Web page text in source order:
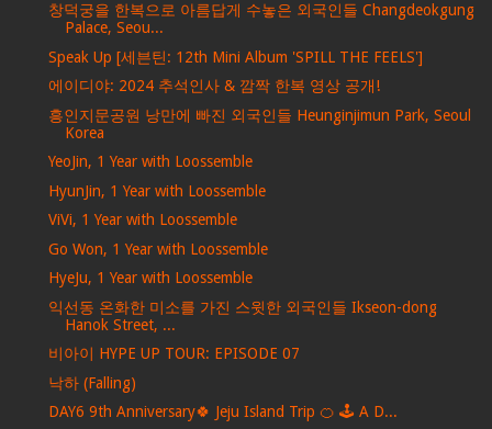
창덕궁을 한복으로 아름답게 수놓은 외국인들 Changdeokgung
Palace, Seou...
Speak Up [세븐틴: 12th Mini Album 'SPILL THE FEELS']
에이디야: 2024 추석인사 & 깜짝 한복 영상 공개!
흥인지문공원 낭만에 빠진 외국인들 Heunginjimun Park, Seoul
Korea
YeoJin, 1 Year with Loossemble
HyunJin, 1 Year with Loossemble
ViVi, 1 Year with Loossemble
Go Won, 1 Year with Loossemble
HyeJu, 1 Year with Loossemble
익선동 온화한 미소를 가진 스윗한 외국인들 Ikseon-dong
Hanok Street, ...
비아이 HYPE UP TOUR: EPISODE 07
낙하 (Falling)
DAY6 9th Anniversary🍀 Jeju Island Trip 🍊 🕹 A D...